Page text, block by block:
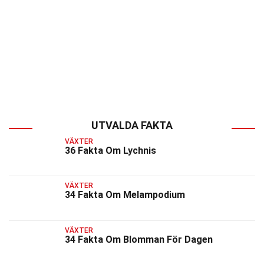
UTVALDA FAKTA
VÄXTER
36 Fakta Om Lychnis
VÄXTER
34 Fakta Om Melampodium
VÄXTER
34 Fakta Om Blomman För Dagen